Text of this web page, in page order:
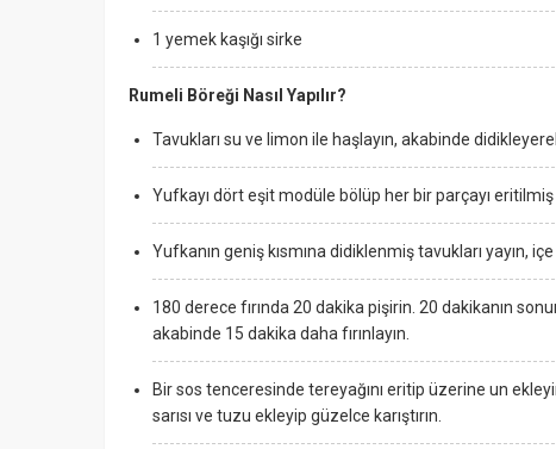
1 yemek kaşığı sirke
Rumeli Böreği Nasıl Yapılır?
Tavukları su ve limon ile haşlayın, akabinde
Yufkayı dört eşit modüle bölüp her bir parçayı eritilmiş
Yufkanın geniş kısmına didiklenmiş tavukları yayın,
180 derece fırında 20 dakika pişirin. 20 dakikanın
akabinde 15 dakika daha fırınlayın.
Bir sos tenceresinde tereyağını eritip üzerine un
sarısı ve tuzu ekleyip güzelce karıştırın.